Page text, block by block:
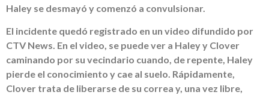
Haley se desmayó y comenzó a convulsionar.
El incidente quedó registrado en un video difundido por
CTV News. En el video, se puede ver a Haley y Clover
caminando por su vecindario cuando, de repente, Haley
pierde el conocimiento y cae al suelo. Rápidamente,
Clover trata de liberarse de su correa y, una vez libre,